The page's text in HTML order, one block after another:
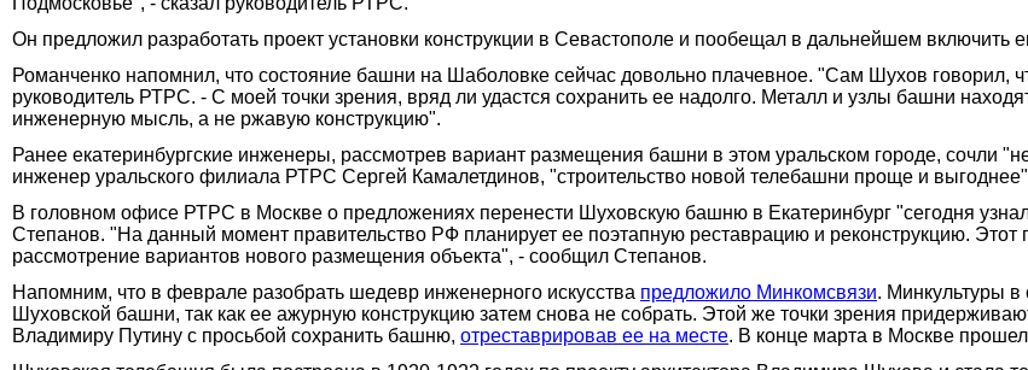
Он предложил разработать проект установки конструкции в Севастополе и пообещал в дальнейшем включить
Романченко напомнил, что состояние башни на Шаболовке сейчас довольно плачевное. "Сам Шухов говорил,
руководитель РТРС. - С моей точки зрения, вряд ли удастся сохранить ее надолго. Металл и узлы башни
инженерную мысль, а не ржавую конструкцию".
Ранее екатеринбургские инженеры, рассмотрев вариант размещения башни в этом уральском городе, сочли
инженер уральского филиала РТРС Сергей Камалетдинов, "строительство новой телебашни проще и
В головном офисе РТРС в Москве о предложениях перенести Шуховскую башню в Екатеринбург "сегодня
Степанов. "На данный момент правительство РФ планирует ее поэтапную реставрацию и реконструкцию. Этот
рассмотрение вариантов нового размещения объекта", - сообщил Степанов.
Напомним, что в феврале разобрать шедевр инженерного искусства предложило Минкомсвязи. Минкультуры
Шуховской башни, так как ее ажурную конструкцию затем снова не собрать. Этой же точки зрения
Владимиру Путину с просьбой сохранить башню, отреставрировав ее на месте. В конце марта в Москве прошел